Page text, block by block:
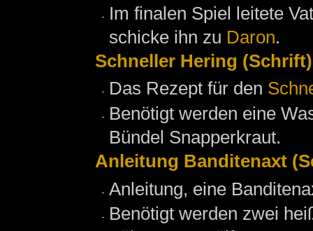
Im finalen Spiel leitete
schicke ihn zu Daron.
Schneller Hering (Schrift)
Das Rezept für den
Benötigt werden eine
Bündel Snapperkraut.
Anleitung Banditenaxt
Anleitung, eine
Benötigt werden zwei